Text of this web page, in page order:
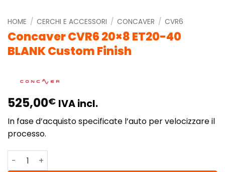
HOME / CERCHI E ACCESSORI / CONCAVER / CVR6
Concaver CVR6 20×8 ET20-40
BLANK Custom Finish
525,00€ IVA incl.
In fase d’acquisto specificate l’auto per velocizzare il
processo.
Concaver CVR6 20x8 ET20-40 BLANK Custom Finish